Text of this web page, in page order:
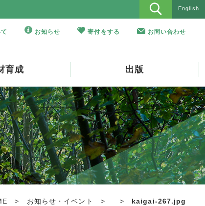
English
お知らせ 寄付をする お問い合わせ
育成 出版
> お知らせ・イベント > > kaigai-267.jpg